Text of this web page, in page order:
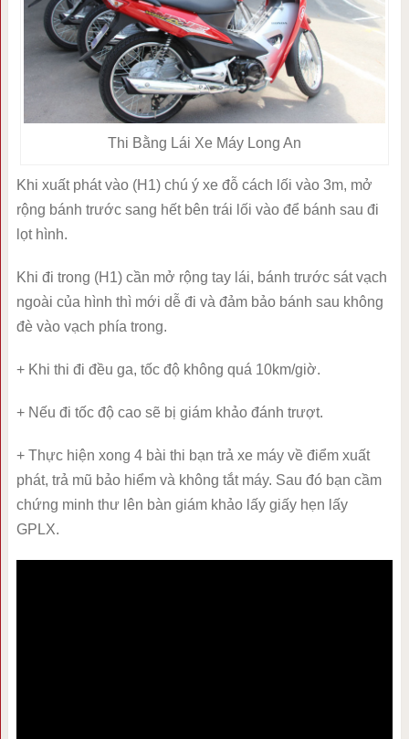
Thi Bằng Lái Xe Máy Long An
Khi xuất phát vào (H1) chú ý xe đỗ cách lối vào 3m, mở
rộng bánh trước sang hết bên trái lối vào để bánh sau đi
lọt hình.
Khi đi trong (H1) cần mở rộng tay lái, bánh trước sát vạch
ngoài của hình thì mới dễ đi và đảm bảo bánh sau không
đè vào vạch phía trong.
+ Khi thi đi đều ga, tốc độ không quá 10km/giờ.
+ Nếu đi tốc độ cao sẽ bị giám khảo đánh trượt.
+ Thực hiện xong 4 bài thi bạn trả xe máy về điểm xuất
phát, trả mũ bảo hiểm và không tắt máy. Sau đó bạn cầm
chứng minh thư lên bàn giám khảo lấy giấy hẹn lấy
GPLX.